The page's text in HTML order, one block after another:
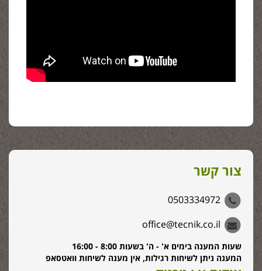
צור קשר
0503334972
office@tecnik.co.il
שעות המענה בימים א' - ה' בשעות 8:00 - 16:00
המענה ניתן לשיחות רגילות, אין מענה לשיחות וואטסאפ